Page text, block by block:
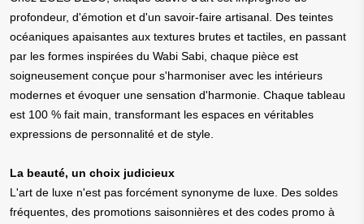
profondeur, d'émotion et d'un savoir-faire artisanal. Des teintes
océaniques apaisantes aux textures brutes et tactiles, en passant
par les formes inspirées du Wabi Sabi, chaque pièce est
soigneusement conçue pour s'harmoniser avec les intérieurs
modernes et évoquer une sensation d'harmonie. Chaque tableau
est 100 % fait main, transformant les espaces en véritables
expressions de personnalité et de style.
La beauté, un choix judicieux
L'art de luxe n'est pas forcément synonyme de luxe. Des soldes
fréquentes, des promotions saisonnières et des codes promo à